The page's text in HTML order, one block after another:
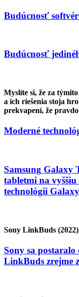
Budúcnosť
Budúcnosť
Myslíte si, že za
a ich riešenia stoja
prekvapení, že
Moderné
Samsung Galaxy
tabletmi na
technológii Galaxy
Sony LinkBuds (2022)
Sony sa
LinkBuds zrejme